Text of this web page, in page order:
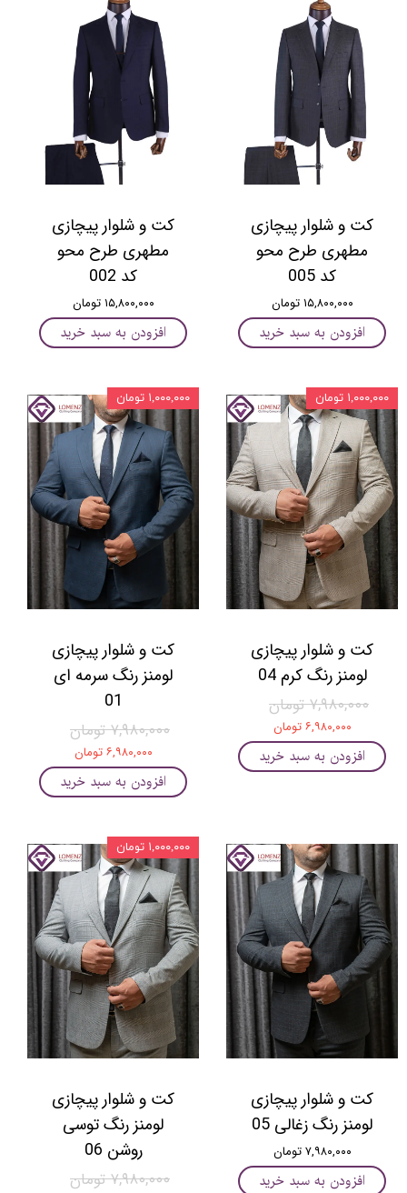
کت و شلوار پیچازی
مطهری طرح محو
کد 005
۱۵,۸۰۰,۰۰۰ تومان
افزودن به سبد خرید
کت و شلوار پیچازی
مطهری طرح محو
کد 002
۱۵,۸۰۰,۰۰۰ تومان
افزودن به سبد خرید
کت و شلوار پیچازی
لومنز رنگ کرم 04
۷,۹۸۰,۰۰۰ تومان
۶,۹۸۰,۰۰۰ تومان
افزودن به سبد خرید
۱,۰۰۰,۰۰۰ تومان
کت و شلوار پیچازی
لومنز رنگ سرمه ای
01
۷,۹۸۰,۰۰۰ تومان
۶,۹۸۰,۰۰۰ تومان
افزودن به سبد خرید
۱,۰۰۰,۰۰۰ تومان
کت و شلوار پیچازی
لومنز رنگ زغالی 05
۷,۹۸۰,۰۰۰ تومان
افزودن به سبد خرید
کت و شلوار پیچازی
لومنز رنگ توسی
روشن 06
۷,۹۸۰,۰۰۰ تومان
۱,۰۰۰,۰۰۰ تومان